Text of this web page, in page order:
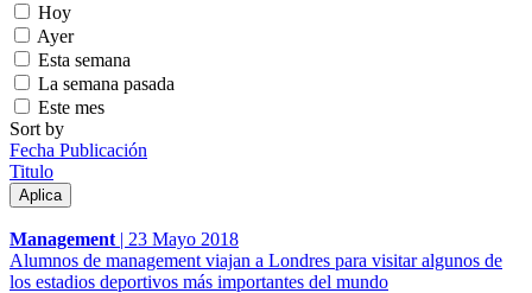
Hoy
Ayer
Esta semana
La semana pasada
Este mes
Sort by
Fecha Publicación
Titulo
Management | 23 Mayo 2018
Alumnos de management viajan a Londres para visitar algunos de
los estadios deportivos más importantes del mundo